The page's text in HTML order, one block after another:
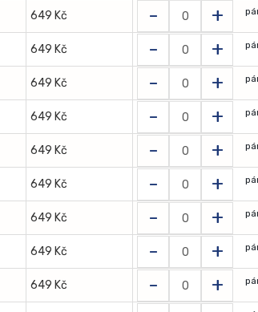
649 Kč - +
649 Kč - +
649 Kč - +
649 Kč - +
649 Kč - +
649 Kč - +
649 Kč - +
649 Kč - +
649 Kč - +